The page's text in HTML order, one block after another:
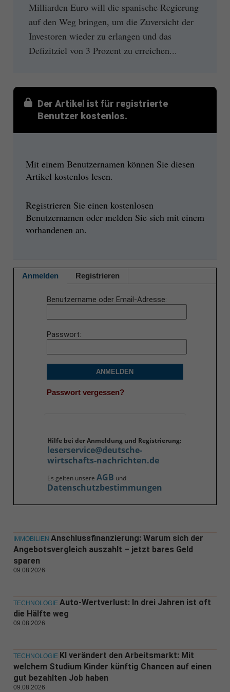
Milliarden Euro will die spanische Regierung
auf den Weg bringen, um die Zuversicht der
Investoren wieder zu erlangen und das
Defizitziel von 3 Prozent zu erreichen...
Der Artikel ist für registrierte
Benutzer kostenlos.
Mit einem Benutzernamen können Sie diesen
Artikel kostenlos lesen.
Registrieren Sie einen kostenlosen
Benutzernamen oder melden Sie sich mit einem
vorhandenen an.
Anmelden Registrieren
Benutzername oder Email-Adresse
Passwort
ANMELDEN
Passwort vergessen?
Hilfe bei der Anmeldung und Registrierung:
leserservice@deutsche-
wirtschafts-nachrichten.de
Es gelten unsere AGB und
Datenschutzbestimmungen
IMMOBILIEN Anschlussfinanzierung: Warum sich der
Angebotsvergleich auszahlt – jetzt bares Geld
sparen
09.08.2026
TECHNOLOGIE Auto-Wertverlust: In drei Jahren ist oft
die Hälfte weg
09.08.2026
TECHNOLOGIE KI verändert den Arbeitsmarkt: Mit
welchem Studium Kinder künftig Chancen auf einen
gut bezahlten Job haben
09.08.2026